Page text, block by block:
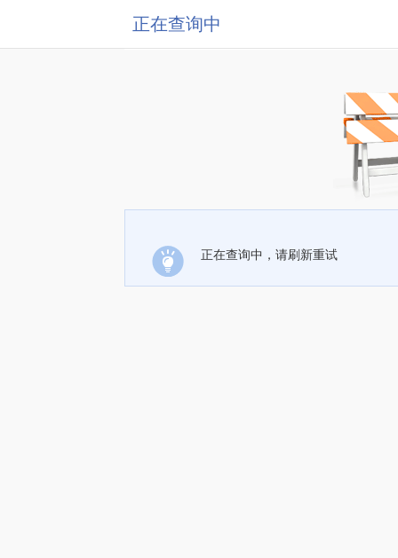
正在查询中
正在查询中，请刷新重试